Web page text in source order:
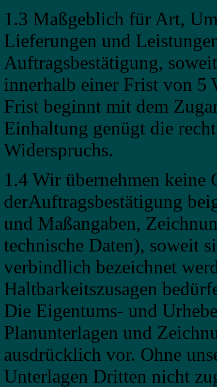
1.3 Maßgeblich für Art,
Lieferungen und
Auftragsbestätigung,
innerhalb einer Frist von 5
Frist beginnt mit dem
Einhaltung genügt die
Widerspruchs.
1.4 Wir übernehmen keine
derAuftragsbestätigung
und Maßangaben,
technische Daten), soweit
verbindlich bezeichnet
Haltbarkeitszusagen
Die Eigentums- und
Planunterlagen und
ausdrücklich vor. Ohne
Unterlagen Dritten nicht